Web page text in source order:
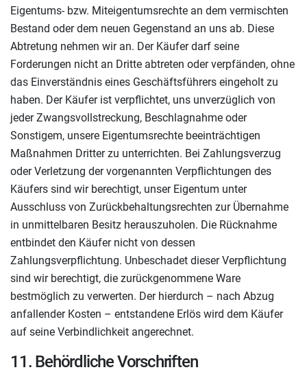
Eigentums- bzw. Miteigentumsrechte an dem vermischten
Bestand oder dem neuen Gegenstand an uns ab. Diese
Abtretung nehmen wir an. Der Käufer darf seine
Forderungen nicht an Dritte abtreten oder verpfänden, ohne
das Einverständnis eines Geschäftsführers eingeholt zu
haben. Der Käufer ist verpflichtet, uns unverzüglich von
jeder Zwangsvollstreckung, Beschlagnahme oder
Sonstigem, unsere Eigentumsrechte beeinträchtigen
Maßnahmen Dritter zu unterrichten. Bei Zahlungsverzug
oder Verletzung der vorgenannten Verpflichtungen des
Käufers sind wir berechtigt, unser Eigentum unter
Ausschluss von Zurückbehaltungsrechten zur Übernahme
in unmittelbaren Besitz herauszuholen. Die Rücknahme
entbindet den Käufer nicht von dessen
Zahlungsverpflichtung. Unbeschadet dieser Verpflichtung
sind wir berechtigt, die zurückgenommene Ware
bestmöglich zu verwerten. Der hierdurch – nach Abzug
anfallender Kosten – entstandene Erlös wird dem Käufer
auf seine Verbindlichkeit angerechnet.
11. Behördliche Vorschriften